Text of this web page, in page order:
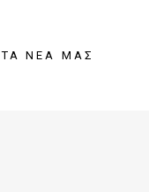
ΤΑ ΝΈΑ ΜΑΣ